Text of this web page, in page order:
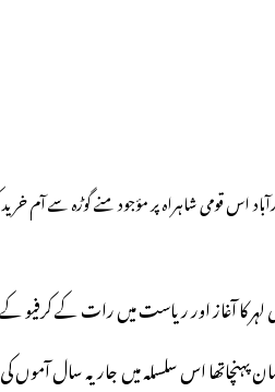
قومی شاہراہ پر مؤجود منے گوڑہ سے آم
لہر کا آغاز اور ریاست میں رات کے
اس سلسلہ میں جاریہ سال آموں